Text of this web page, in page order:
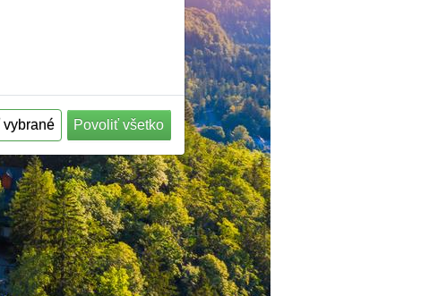
Povoliť všetko
vybrané